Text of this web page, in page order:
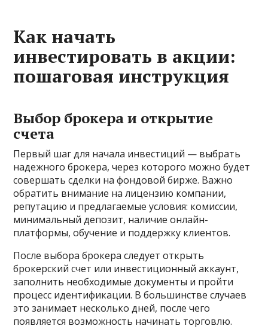
Как начать
инвестировать в акции:
пошаговая инструкция
Выбор брокера и открытие
счета
Первый шаг для начала инвестиций — выбрать
надежного брокера, через которого можно будет
совершать сделки на фондовой бирже. Важно
обратить внимание на лицензию компании,
репутацию и предлагаемые условия: комиссии,
минимальный депозит, наличие онлайн-
платформы, обучение и поддержку клиентов.
После выбора брокера следует открыть
брокерский счет или инвестиционный аккаунт,
заполнить необходимые документы и пройти
процесс идентификации. В большинстве случаев
это занимает несколько дней, после чего
появляется возможность начинать торговлю.